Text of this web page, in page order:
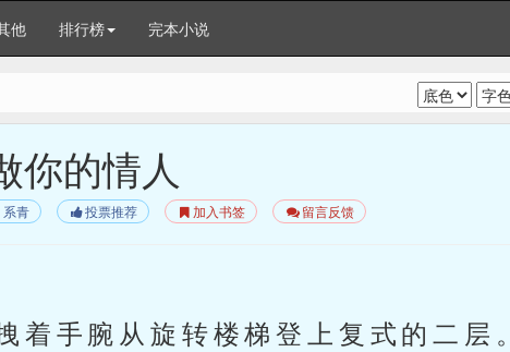
他 排行榜 完本小说
你的情人
系青 投票推荐 加入书签 留言反馈
手腕从旋转楼梯登上复式的二层。